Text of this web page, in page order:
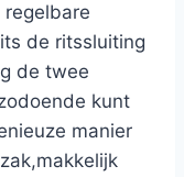
de ritssluiting
de twee
kunt
manier